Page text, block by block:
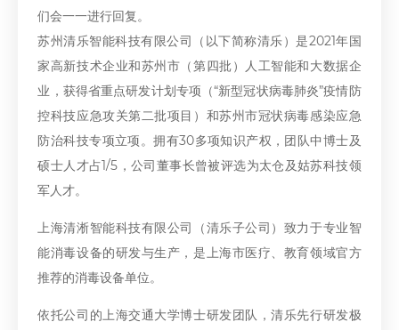
们会一一进行回复。
苏州清乐智能科技有限公司（以下简称清乐）是2021年国
家高新技术企业和苏州市（第四批）人工智能和大数据企
业，获得省重点研发计划专项（“新型冠状病毒肺炎”疫情防
控科技应急攻关第二批项目）和苏州市冠状病毒感染应急
防治科技专项立项。拥有30多项知识产权，团队中博士及
硕士人才占1/5，公司董事长曾被评选为太仓及姑苏科技领
军人才。
上海清淅智能科技有限公司（清乐子公司）致力于专业智
能消毒设备的研发与生产，是上海市医疗、教育领域官方
推荐的消毒设备单位。
依托公司的上海交通大学博士研发团队，清乐先行研发极